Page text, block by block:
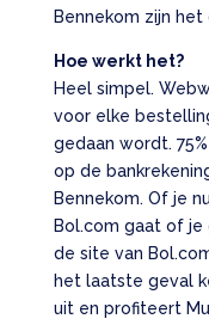
Bennekom zijn
Hoe werkt het?
Heel simpel.
voor elke
gedaan wordt.
op de
Bennekom. Of je
Bol.com gaat of je
de site van
het laatste geval
uit en profiteert